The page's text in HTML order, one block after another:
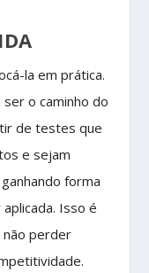
la em prática.
o caminho do
de testes que
e sejam
forma
Isso é
não perder